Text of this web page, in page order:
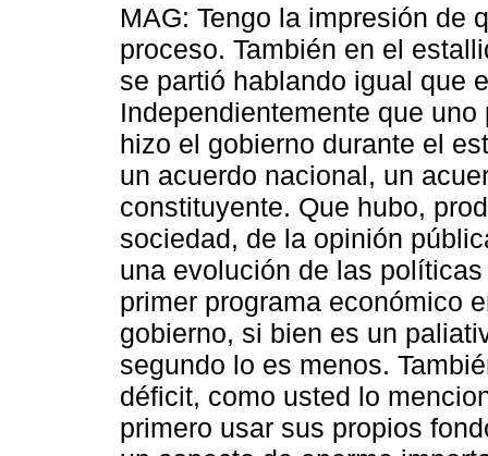
MAG: Tengo la impresión de
proceso. También en el
se partió hablando igual que
Independientemente que
hizo el gobierno durante el
un acuerdo nacional, un
constituyente. Que hubo,
sociedad, de la opinión
una evolución de las
primer programa económico
gobierno, si bien es un
segundo lo es menos.
déficit, como usted lo
primero usar sus propios